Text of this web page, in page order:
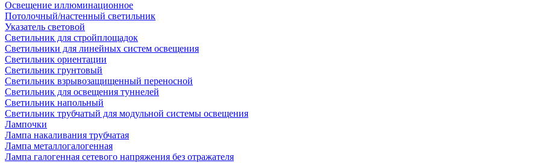
Освещение иллюминационное
Потолочный/настенный светильник
Указатель световой
Светильник для стройплощадок
Светильники для линейных систем освещения
Светильник ориентации
Светильник грунтовый
Светильник взрывозащищенный переносной
Светильник для освещения туннелей
Светильник напольный
Светильник трубчатый для модульной системы освещения
Лампочки
Лампа накаливания трубчатая
Лампа металлогалогенная
Лампа галогенная сетевого напряжения без отражателя